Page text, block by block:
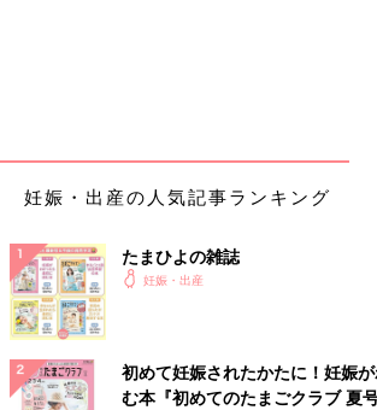
撮影／有坂政晴（STUH） スタイリスト／
ク／宇佐美彩香 取材・文／山本二季、たまご
２人目出産に向けて、体調管理から出産プラン
妊娠・出産の人気記事ランキング
たまひよの雑誌
妊娠・出産
初めて妊娠されたかたに！妊娠
む本『初めてのたまごクラブ 夏号